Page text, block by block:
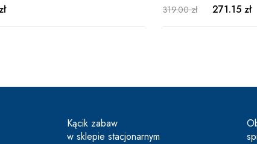
319.00 zł 271.15 zł
Kącik zabaw
w sklepie stacjonarnym